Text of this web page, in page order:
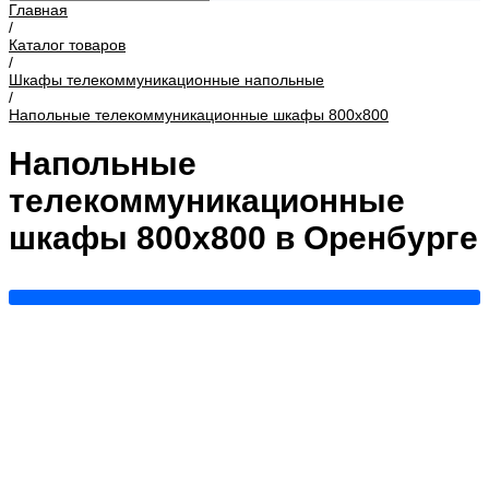
Главная
/
Каталог товаров
/
Шкафы телекоммуникационные напольные
/
Напольные телекоммуникационные шкафы 800x800
Напольные
телекоммуникационные
шкафы 800x800 в Оренбурге